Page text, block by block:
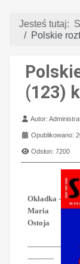
Jesteś tutaj:
Polskie
(123)
Szczegóły
Autor:
Opublikowano:
Odsłon: 7200
Okładka -
Maria
Ostoja
--------------
-----------